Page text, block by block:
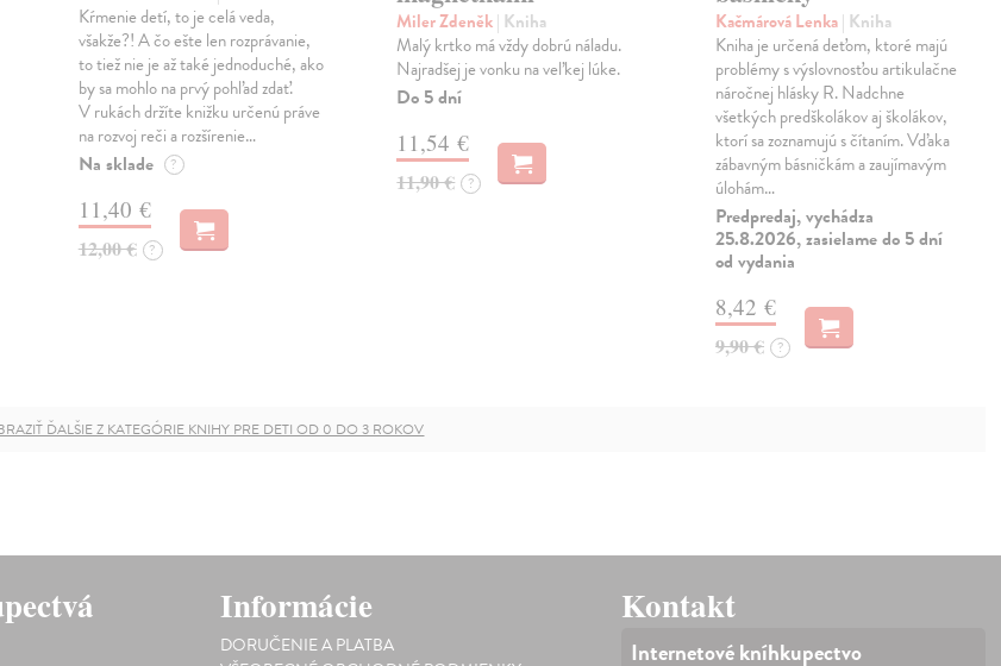
Kŕmenie detí, to je celá veda,
všakže?! A čo ešte len rozprávanie,
to tiež nie je až také jednoduché, ako
by sa mohlo na prvý pohľad zdať.
V rukách držíte knižku určenú práve
na rozvoj reči a rozšírenie…
Na sklade ?
11,40 €
12,00 € ?
Miler Zdeněk| Kniha
Malý krtko má vždy dobrú náladu.
Najradšej je vonku na veľkej lúke.
Do 5 dní
11,54 €
11,90 € ?
Kačmárová Lenka| Kniha
Kniha je určená deťom, ktoré majú
problémy s výslovnosťou artikulačne
náročnej hlásky R. Nadchne
všetkých predškolákov aj školákov,
ktorí sa zoznamujú s čítaním. Vďaka
zábavným básničkám a zaujímavým
úlohám…
Predpredaj, vychádza
25.8.2026, zasielame do 5 dní
od vydania
8,42 €
9,90 € ?
ĎALŠIE Z KATEGÓRIE KNIHY PRE DETI OD 0 DO 3 ROKOV
Informácie
DORUČENIE A PLATBA
Kontakt
Internetové kníhkupectvo